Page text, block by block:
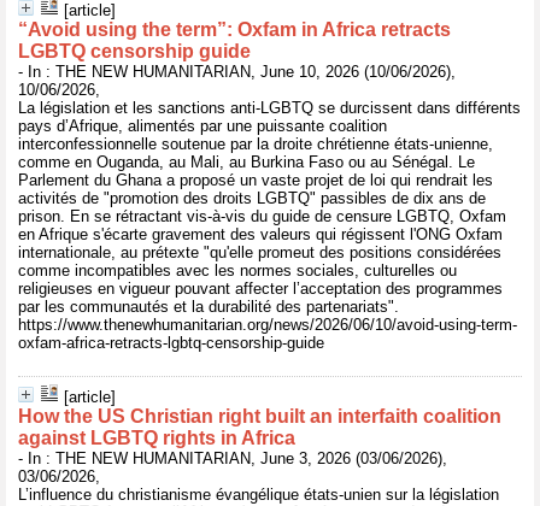
[article]
“Avoid using the term”: Oxfam in Africa retracts
LGBTQ censorship guide
- In : THE NEW HUMANITARIAN, June 10, 2026 (10/06/2026),
10/06/2026,
La législation et les sanctions anti-LGBTQ se durcissent dans différents
pays d’Afrique, alimentés par une puissante coalition
interconfessionnelle soutenue par la droite chrétienne états-unienne,
comme en Ouganda, au Mali, au Burkina Faso ou au Sénégal. Le
Parlement du Ghana a proposé un vaste projet de loi qui rendrait les
activités de "promotion des droits LGBTQ" passibles de dix ans de
prison. En se rétractant vis-à-vis du guide de censure LGBTQ, Oxfam
en Afrique s'écarte gravement des valeurs qui régissent l'ONG Oxfam
internationale, au prétexte "qu'elle promeut des positions considérées
comme incompatibles avec les normes sociales, culturelles ou
religieuses en vigueur pouvant affecter l’acceptation des programmes
par les communautés et la durabilité des partenariats".
https://www.thenewhumanitarian.org/news/2026/06/10/avoid-using-term-
oxfam-africa-retracts-lgbtq-censorship-guide
[article]
How the US Christian right built an interfaith coalition
against LGBTQ rights in Africa
- In : THE NEW HUMANITARIAN, June 3, 2026 (03/06/2026),
03/06/2026,
L’influence du christianisme évangélique états-unien sur la législation